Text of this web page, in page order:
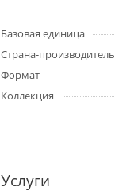
Базовая единица
Страна-производитель
Формат
Коллекция
Услуги